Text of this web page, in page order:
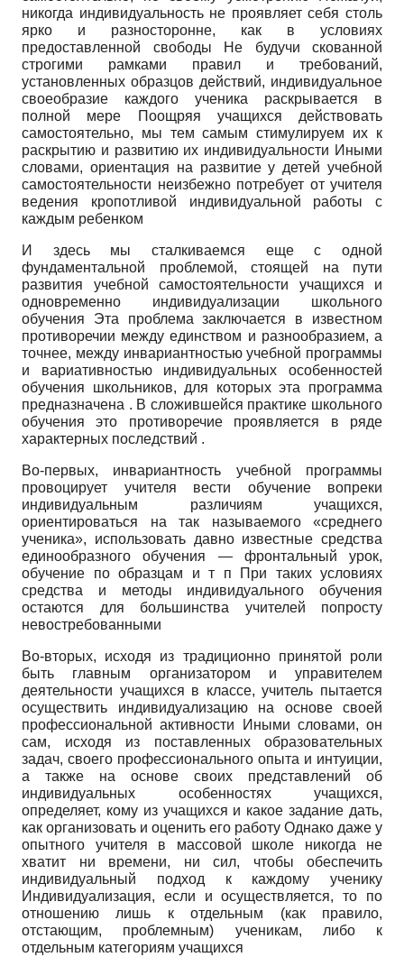
никогда индивидуальность не проявляет себя столь
ярко и разносторонне, как в условиях
предоставленной свободы Не будучи скованной
строгими рамками правил и требований,
установленных образцов действий, индивидуальное
своеобразие каждого ученика раскрывается в
полной мере Поощряя учащихся действовать
самостоятельно, мы тем самым стимулируем их к
раскрытию и развитию их индивидуальности Иными
словами, ориентация на развитие у детей учебной
самостоятельности неизбежно потребует от учителя
ведения кропотливой индивидуальной работы с
каждым ребенком
И здесь мы сталкиваемся еще с одной
фундаментальной проблемой, стоящей на пути
развития учебной самостоятельности учащихся и
одновременно индивидуализации школьного
обучения Эта проблема заключается в известном
противоречии между единством и разнообразием, а
точнее, между инвариантностью учебной программы
и вариативностью индивидуальных особенностей
обучения школьников, для которых эта программа
предназначена . В сложившейся практике школьного
обучения это противоречие проявляется в ряде
характерных последствий .
Во-первых, инвариантность учебной программы
провоцирует учителя вести обучение вопреки
индивидуальным различиям учащихся,
ориентироваться на так называемого «среднего
ученика», использовать давно известные средства
единообразного обучения — фронтальный урок,
обучение по образцам и т п При таких условиях
средства и методы индивидуального обучения
остаются для большинства учителей попросту
невостребованными
Во-вторых, исходя из традиционно принятой роли
быть главным организатором и управителем
деятельности учащихся в классе, учитель пытается
осуществить индивидуализацию на основе своей
профессиональной активности Иными словами, он
сам, исходя из поставленных образовательных
задач, своего профессионального опыта и интуиции,
а также на основе своих представлений об
индивидуальных особенностях учащихся,
определяет, кому из учащихся и какое задание дать,
как организовать и оценить его работу Однако даже у
опытного учителя в массовой школе никогда не
хватит ни времени, ни сил, чтобы обеспечить
индивидуальный подход к каждому ученику
Индивидуализация, если и осуществляется, то по
отношению лишь к отдельным (как правило,
отстающим, проблемным) ученикам, либо к
отдельным категориям учащихся